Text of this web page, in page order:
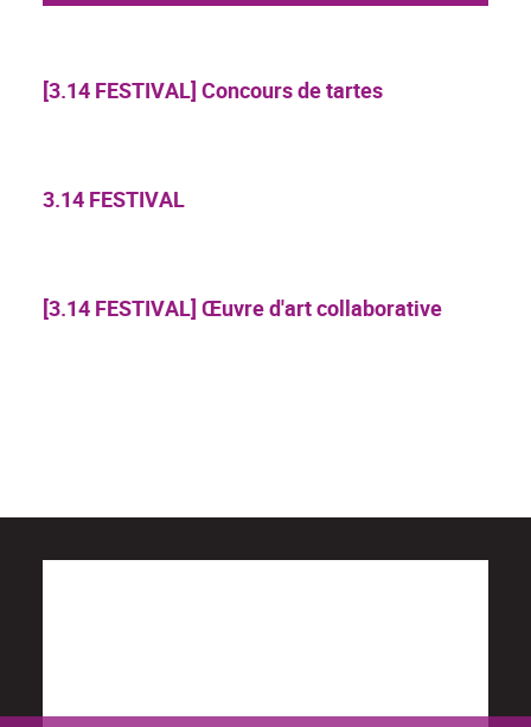
[3.14 FESTIVAL] Concours de tartes
3.14 FESTIVAL
[3.14 FESTIVAL] Œuvre d'art collaborative